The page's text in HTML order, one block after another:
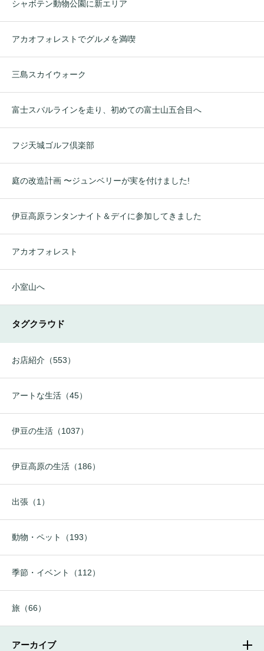
シャボテン動物公園に新エリア
アカオフォレストでグルメを満喫
三島スカイウォーク
富士スバルラインを走り、初めての富士山五合目へ
フジ天城ゴルフ倶楽部
庭の改造計画 〜ジュンベリーが実を付けました!
伊豆高原ランタンナイト＆デイに参加してきました
アカオフォレスト
小室山へ
タグクラウド
お店紹介（553）
アートな生活（45）
伊豆の生活（1037）
伊豆高原の生活（186）
出張（1）
動物・ペット（193）
季節・イベント（112）
旅（66）
アーカイブ